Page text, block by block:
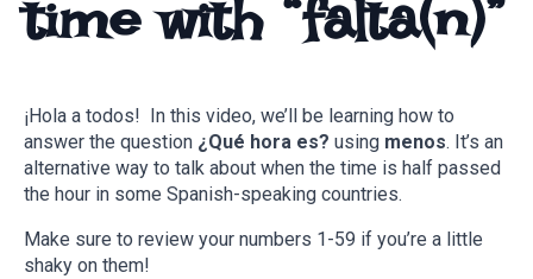
time with “falta(n)”
¡Hola a todos! In this video, we’ll be learning how to
answer the question ¿Qué hora es? using menos. It’s an
alternative way to talk about when the time is half passed
the hour in some Spanish-speaking countries.
Make sure to review your numbers 1-59 if you’re a little
shaky on them!